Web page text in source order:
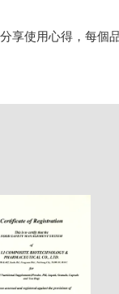
享使用心得，每個